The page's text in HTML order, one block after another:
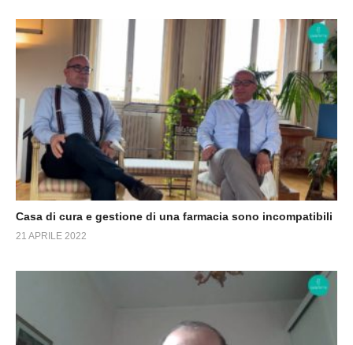
Casa di cura e gestione di una farmacia sono incompatibili
21 APRILE 2022